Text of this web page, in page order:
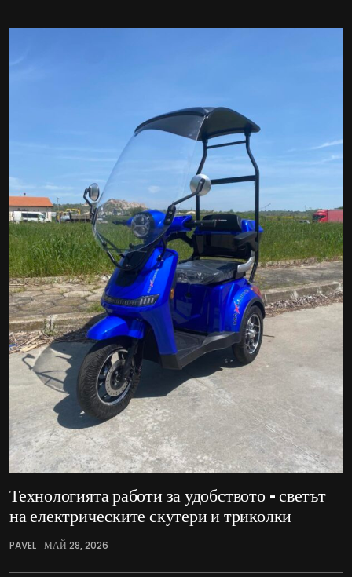
Технологията работи за удобството – светът
на електрическите скутери и триколки
PAVEL МАЙ 28, 2026